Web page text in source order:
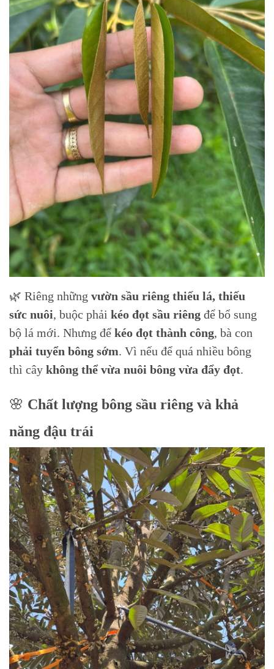
🌿 Riêng những vườn sầu riêng thiếu lá, thiếu
sức nuôi, buộc phải kéo đọt sầu riêng để bổ sung
bộ lá mới. Nhưng để kéo đọt thành công, bà con
phải tuyển bông sớm. Vì nếu để quá nhiều bông
thì cây không thể vừa nuôi bông vừa đẩy đọt.
🌸 Chất lượng bông sầu riêng và khả
năng đậu trái